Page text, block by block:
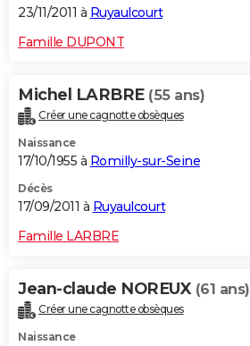
23/11/2011 à Ruyaulcourt
Famille DUPONT
Michel LARBRE (55 ans)
Créer une cagnotte obsèques
Naissance
17/10/1955 à Romilly-sur-Seine
Décès
17/09/2011 à Ruyaulcourt
Famille LARBRE
Jean-claude NOREUX (61 ans)
Créer une cagnotte obsèques
Naissance